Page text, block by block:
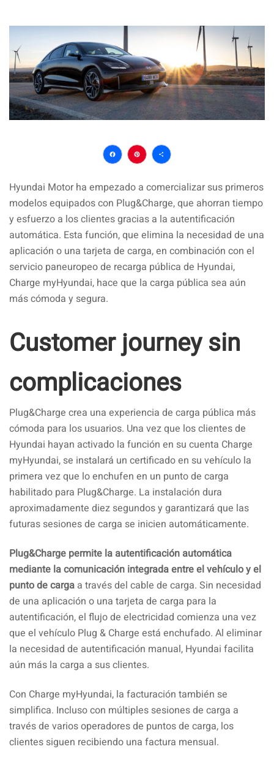
Facebook
Pinterest
Compartir
Hyundai Motor ha empezado a comercializar sus primeros
modelos equipados con Plug&Charge, que ahorran tiempo
y esfuerzo a los clientes gracias a la autentificación
automática. Esta función, que elimina la necesidad de una
aplicación o una tarjeta de carga, en combinación con el
servicio paneuropeo de recarga pública de Hyundai,
Charge myHyundai, hace que la carga pública sea aún
más cómoda y segura.
Customer journey sin
complicaciones
Plug&Charge crea una experiencia de carga pública más
cómoda para los usuarios. Una vez que los clientes de
Hyundai hayan activado la función en su cuenta Charge
myHyundai, se instalará un certificado en su vehículo la
primera vez que lo enchufen en un punto de carga
habilitado para Plug&Charge. La instalación dura
aproximadamente diez segundos y garantizará que las
futuras sesiones de carga se inicien automáticamente.
Plug&Charge permite la autentificación automática
mediante la comunicación integrada entre el vehículo y el
punto de carga a través del cable de carga. Sin necesidad
de una aplicación o una tarjeta de carga para la
autentificación, el flujo de electricidad comienza una vez
que el vehículo Plug & Charge está enchufado. Al eliminar
la necesidad de autentificación manual, Hyundai facilita
aún más la carga a sus clientes.
Con Charge myHyundai, la facturación también se
simplifica. Incluso con múltiples sesiones de carga a
través de varios operadores de puntos de carga, los
clientes siguen recibiendo una factura mensual.